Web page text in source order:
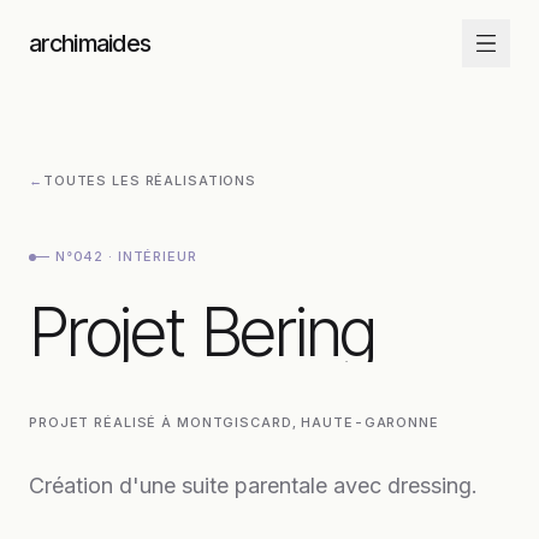
archimaides
← TOUTES LES RÉALISATIONS
— N°042 · INTÉRIEUR
Projet Bering
Projet Bering
PROJET RÉALISÉ À MONTGISCARD , HAUTE-GARONNE
Création d'une suite parentale avec dressing.